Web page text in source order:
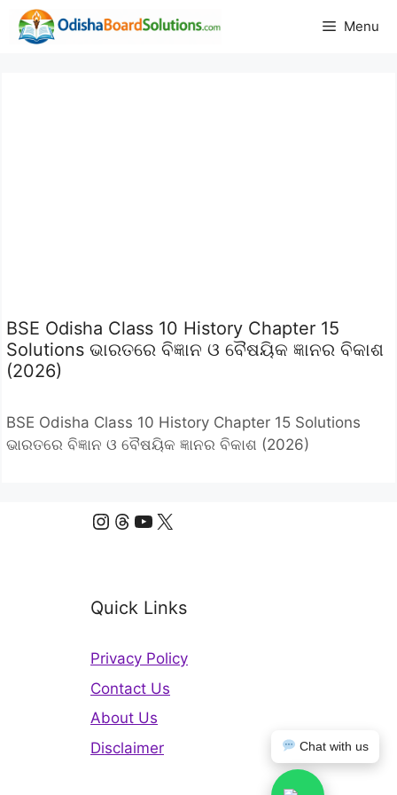
Skip
Menu
BSE Odisha Class 10 History Chapter 15
Solutions ଭାରତରେ ବିଜ୍ଞାନ ଓ ବୈଷୟିକ ଜ୍ଞାନର ବିକାଶ
(2026)
BSE Odisha Class 10 History Chapter 15 Solutions
ଭାରତରେ ବିଜ୍ଞାନ ଓ ବୈଷୟିକ ଜ୍ଞାନର ବିକାଶ (2026)
Instagram
Threads
YouTube
X
Chat with us
Quick Links
Privacy Policy
Contact Us
About Us
Disclaimer